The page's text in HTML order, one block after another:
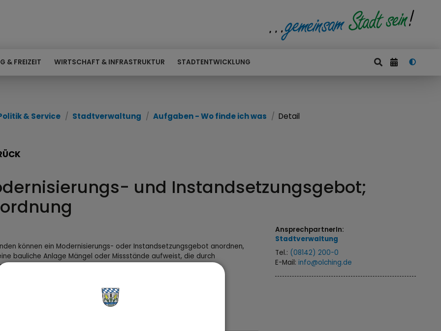
& FREIZEIT WIRTSCHAFT & INFRASTRUKTUR STADTENTWICKLUNG
& Service Stadtverwaltung Aufgaben - Wo finde ich was Detail
und Instandsetzungsgebot;
können ein Modernisierungs- oder Instandsetzungsgebot anordnen,
bauliche Anlage Mängel oder Missstände aufweist, die durch
Maßnahmen beseitigt werden können.
AnsprechpartnerIn:
Stadtverwaltung
Tel.: (08142) 200-0
E-Mail:info@olching.de